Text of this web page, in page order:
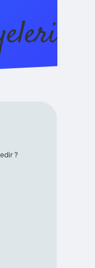
?